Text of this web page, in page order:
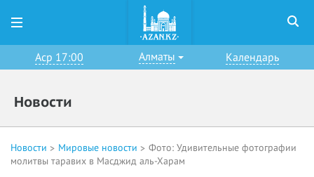
Аср 17:00 Алматы Календарь
Новости
Новости Мировые новости
Фото: Удивительные фотографии
молитвы таравих в Масджид аль-Харам